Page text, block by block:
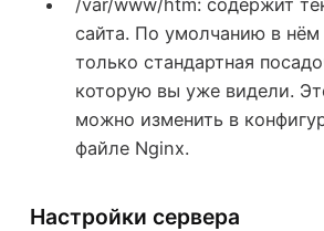
/var/www/htm: содержит
сайта. По умолчанию в нём
только стандартная
которую вы уже видели.
можно изменить в
файле Nginx.
Настройки сервера